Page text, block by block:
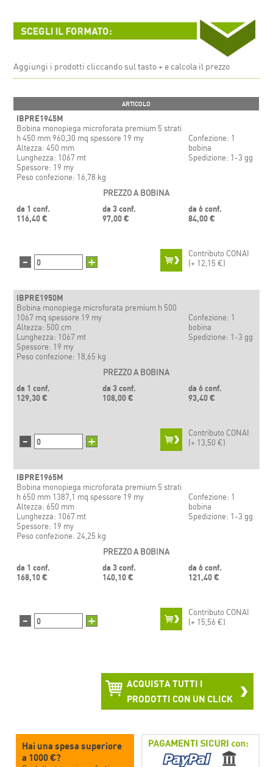
Aggiungi i prodotti cliccando sul tasto + e calcola il prezzo
ARTICOLO
IBPRE1945M
Bobina monopiega microforata premium 5 strati
h 450 mm 960,30 mq spessore 19 my
Altezza: 450 mm
Lunghezza: 1067 mt
Spessore: 19 my
Peso confezione: 16,78 kg
Confezione: 1
bobina
Spedizione: 1-3 gg
PREZZO A BOBINA
da 1 conf.
116,40 €
da 3 conf.
97,00 €
da 6 conf.
84,00 €
- +
Contributo CONAI
(+ 12,15 €)
IBPRE1950M
Bobina monopiega microforata premium h 500
1067 mq spessore 19 my
Altezza: 500 cm
Lunghezza: 1067 mt
Spessore: 19 my
Peso confezione: 18,65 kg
Confezione: 1
bobina
Spedizione: 1-3 gg
PREZZO A BOBINA
da 1 conf.
129,30 €
da 3 conf.
108,00 €
da 6 conf.
93,40 €
- +
Contributo CONAI
(+ 13,50 €)
IBPRE1965M
Bobina monopiega microforata premium 5 strati
h 650 mm 1387,1 mq spessore 19 my
Altezza: 650 mm
Lunghezza: 1067 mt
Spessore: 19 my
Peso confezione: 24,25 kg
Confezione: 1
bobina
Spedizione: 1-3 gg
PREZZO A BOBINA
da 1 conf.
168,10 €
da 3 conf.
140,10 €
da 6 conf.
121,40 €
- +
Contributo CONAI
(+ 15,56 €)
ACQUISTA TUTTI I
PRODOTTI CON UN CLICK
Hai una spesa superiore
a 1000 €?